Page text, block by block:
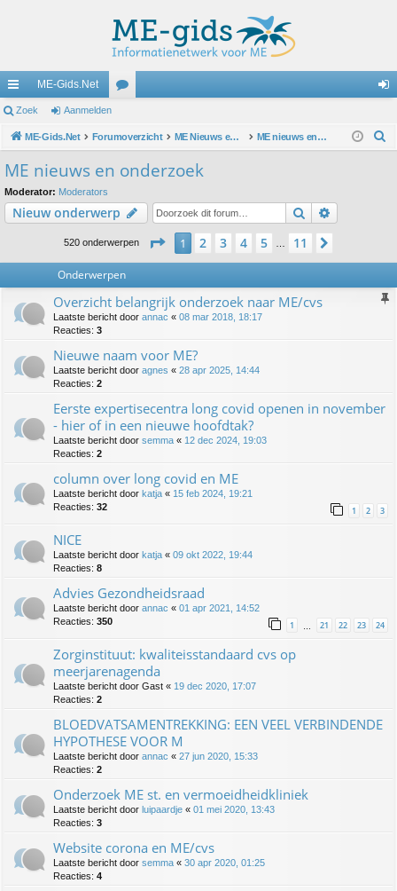
ne
lle
lin
ks
ME-Gids.Net
u m
Zoek Aanmelden
ME-Gids.Net Forumoverzicht ME Nieuws en oproepen ME nieuws en onderzoek
ME nieuws en onderzoek
Moderator: Moderators
Nieuw onderwerp Zoek
520 onderwerpen Pagina van11
1 2 3 4 5 11
Onderwerpen
Overzicht belangrijk onderzoek naar ME/cvs
Laatste bericht door annac « 08 mar 2018, 18:17
Reacties: 3
Nieuwe naam voor ME?
Laatste bericht door agnes « 28 apr 2025, 14:44
Reacties: 2
Eerste expertisecentra long covid openen in november
- hier of in een nieuwe hoofdtak?
Laatste bericht door semma « 12 dec 2024, 19:03
Reacties: 2
column over long covid en ME
Laatste bericht door katja « 15 feb 2024, 19:21
Reacties: 32 1 2 3
NICE
Laatste bericht door katja « 09 okt 2022, 19:44
Reacties: 8
Advies Gezondheidsraad
Laatste bericht door annac « 01 apr 2021, 14:52
Reacties: 350 1 … 21 22 23 24
Zorginstituut: kwaliteisstandaard cvs op
meerjarenagenda
Laatste bericht door Gast « 19 dec 2020, 17:07
Reacties: 2
BLOEDVATSAMENTREKKING: EEN VEEL VERBINDENDE
HYPOTHESE VOOR M
Laatste bericht door annac « 27 jun 2020, 15:33
Reacties: 2
Onderzoek ME st. en vermoeidheidkliniek
Laatste bericht door luipaardje « 01 mei 2020, 13:43
Reacties: 3
Website corona en ME/cvs
Laatste bericht door semma « 30 apr 2020, 01:25
Reacties: 4